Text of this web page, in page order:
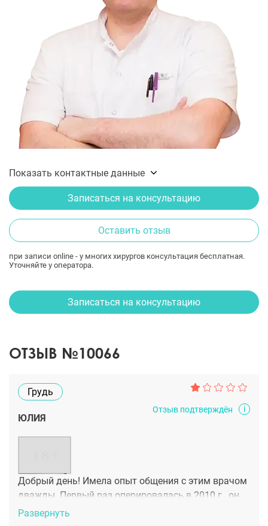
Показать контактные данные
Записаться на консультацию
Оставить отзыв
при записи online - у многих хирургов консультация бесплатная.
Уточняйте у оператора.
Записаться на консультацию
ОТЗЫВ №10066
Отзыв подтверждён i
Грудь
ЮЛИЯ
Добрый день! Имела опыт общения с этим врачом
дважды. Первый раз оперировалась в 2010 г., он
оперировал в клинике Шеритель, делала
Развернуть